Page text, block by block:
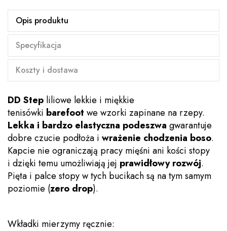
Opis produktu
Specyfikacja
Koszty i dostawa
DD Step liliowe lekkie i miękkie
tenisówki barefoot we wzorki zapinane na rzepy.
Lekka i bardzo elastyczna podeszwa gwarantuje
dobre czucie podłoża i wrażenie chodzenia boso.
Kapcie nie ograniczają pracy mięśni ani kości stopy
i dzięki temu umożliwiają jej prawidłowy rozwój.
Pięta i palce stopy w tych bucikach są na tym samym
poziomie (zero drop).
Wkładki mierzymy ręcznie: